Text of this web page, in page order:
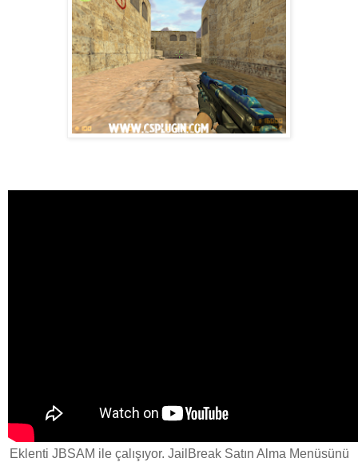
Eklenti JBSAM ile çalışıyor. JailBreak Satın Alma Menüsünü